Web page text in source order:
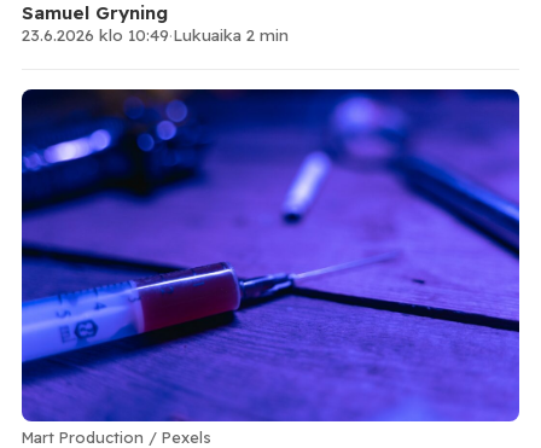
Samuel Gryning
23.6.2026 klo 10:49·Lukuaika 2 min
Mart Production / Pexels